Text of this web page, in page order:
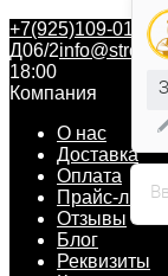
+7(925)109-01-01
Д06/2
18:00
Компания
О нас
Доставка
Оплата
Прайс-
Отзывы
Блог
Реквизиты